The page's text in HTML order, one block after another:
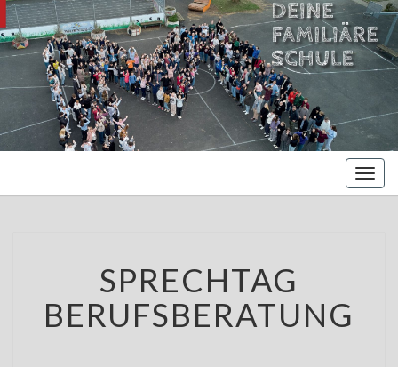
Oberschule –
Offene
Ganztagsschule
BERUFSBERATUNG
SPRECHTAG
BERUFSBERATUNG